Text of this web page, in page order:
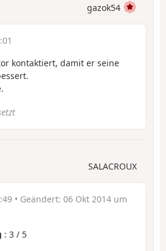
gazok54
kontaktiert, damit er seine
SALACROUX
• Geändert: 06 Okt 2014 um
: 3 / 5